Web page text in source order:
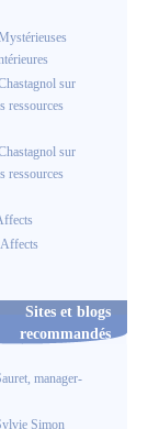
sur
ressources
sur
ressources
Affects
Sites et blogs
recommandés
manager-
Simon